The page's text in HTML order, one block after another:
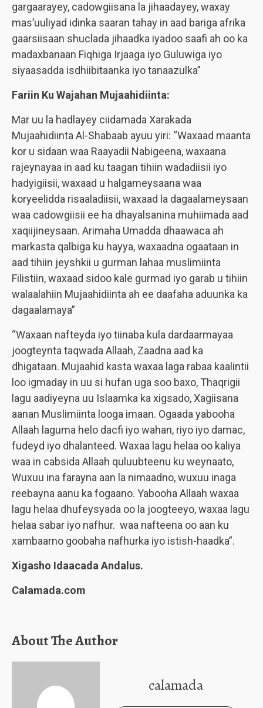
gargaarayey, cadowgiisana la jihaadayey, waxay
mas’uuliyad idinka saaran tahay in aad bariga afrika
gaarsiisaan shuclada jihaadka iyadoo saafi ah oo ka
madaxbanaan Fiqhiga Irjaaga iyo Guluwiga iyo
siyaasadda isdhiibitaanka iyo tanaazulka”
Fariin Ku Wajahan Mujaahidiinta:
Mar uu la hadlayey ciidamada Xarakada
Mujaahidiinta Al-Shabaab ayuu yiri: “Waxaad maanta
kor u sidaan waa Raayadii Nabigeena, waxaana
rajeynayaa in aad ku taagan tihiin wadadiisii iyo
hadyigiisii, waxaad u halgameysaana waa
koryeelidda risaaladiisii, waxaad la dagaalameysaan
waa cadowgiisii ee ha dhayalsanina muhiimada aad
xaqiijineysaan. Arimaha Umadda dhaawaca ah
markasta qalbiga ku hayya, waxaadna ogaataan in
aad tihiin jeyshkii u gurman lahaa muslimiinta
Filistiin, waxaad sidoo kale gurmad iyo garab u tihiin
walaalahiin Mujaahidiinta ah ee daafaha aduunka ka
dagaalamaya”
“Waxaan nafteyda iyo tiinaba kula dardaarmayaa
joogteynta taqwada Allaah, Zaadna aad ka
dhigataan. Mujaahid kasta waxaa laga rabaa kaalintii
loo igmaday in uu si hufan uga soo baxo, Thaqrigii
lagu aadiyeyna uu Islaamka ka xigsado, Xagiisana
aanan Muslimiinta looga imaan. Ogaada yabooha
Allaah laguma helo dacfi iyo wahan, riyo iyo damac,
fudeyd iyo dhalanteed. Waxaa lagu helaa oo kaliya
waa in cabsida Allaah quluubteenu ku weynaato,
Wuxuu ina farayna aan la nimaadno, wuxuu inaga
reebayna aanu ka fogaano. Yabooha Allaah waxaa
lagu helaa dhufeysyada oo la joogteeyo, waxaa lagu
helaa sabar iyo nafhur. waa nafteena oo aan ku
xambaarno goobaha nafhurka iyo istish-haadka”.
Xigasho Idaacada Andalus.
Calamada.com
About The Author
calamada